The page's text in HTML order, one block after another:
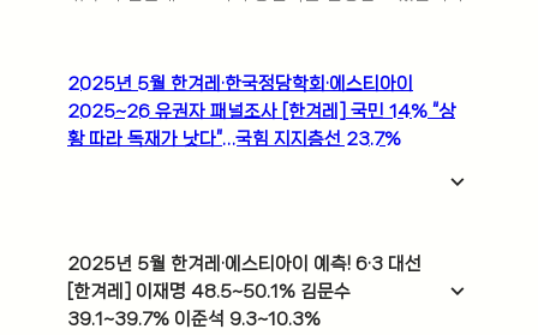
2025년 5월 한겨레·한국정당학회·에스티아이
2025~26 유권자 패널조사 [한겨레] 국민 14% “상
황 따라 독재가 낫다”…국힘 지지층선 23.7%
expand_more
2025년 5월 한겨레·에스티아이 예측! 6·3 대선
[한겨레] 이재명 48.5~50.1% 김문수
39.1~39.7% 이준석 9.3~10.3%
expand_more